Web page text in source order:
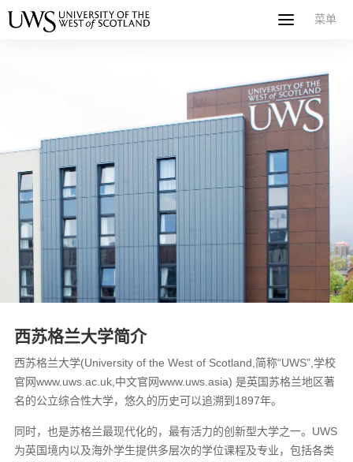
菜单
菜单
西苏格兰大学简介
西苏格兰大学(University of the West of Scotland,简称“UWS”,学校
官网www.uws.ac.uk,中文官网www.uws.asia) 是英国苏格兰地区著
名的公立综合性大学，悠久的历史可以追溯到1897年。
同时，也是苏格兰最现代化的，最有活力的创新型大学之一。UWS
为英国境内以及海外学生提供多层次的学位课程及专业，包括各类